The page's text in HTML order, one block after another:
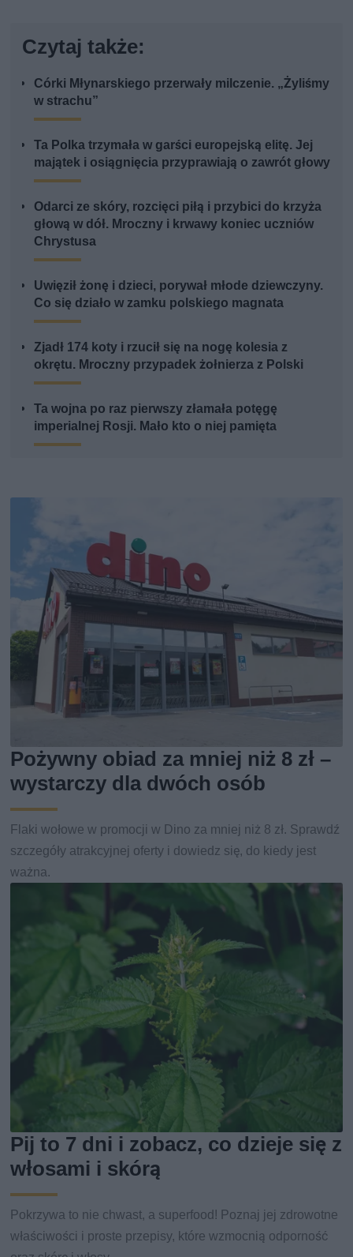
Czytaj także:
Córki Młynarskiego przerwały milczenie. „Żyliśmy
w strachu”
Ta Polka trzymała w garści europejską elitę. Jej
majątek i osiągnięcia przyprawiają o zawrót głowy
Odarci ze skóry, rozcięci piłą i przybici do krzyża
głową w dół. Mroczny i krwawy koniec uczniów
Chrystusa
Uwięził żonę i dzieci, porywał młode dziewczyny.
Co się działo w zamku polskiego magnata
Zjadł 174 koty i rzucił się na nogę kolesia z
okrętu. Mroczny przypadek żołnierza z Polski
Ta wojna po raz pierwszy złamała potęgę
imperialnej Rosji. Mało kto o niej pamięta
Pożywny obiad za mniej niż 8 zł –
wystarczy dla dwóch osób
Flaki wołowe w promocji w Dino za mniej niż 8 zł. Sprawdź
szczegóły atrakcyjnej oferty i dowiedz się, do kiedy jest
ważna.
Pij to 7 dni i zobacz, co dzieje się z
włosami i skórą
Pokrzywa to nie chwast, a superfood! Poznaj jej zdrowotne
właściwości i proste przepisy, które wzmocnią odporność